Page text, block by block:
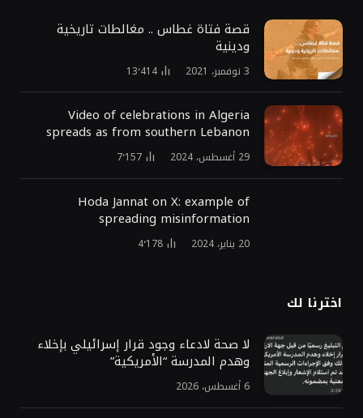
قصة فتاة غطاس .. مغالطات تاريخية
ودينية
3 نوفمبر، 2021 13٬414
Video of celebrations in Algeria
spreads as from southern Lebanon
29 أغسطس، 2024 7٬157
Hoda Jannat on X: example of
spreading misinformation
20 يناير، 2024 4٬178
اخترنا لك
لا صحة لادعاء وجود قرار إسرائيلي بإخلاء
وهدم المدرسة “الأمريكية”
6 أغسطس، 2026